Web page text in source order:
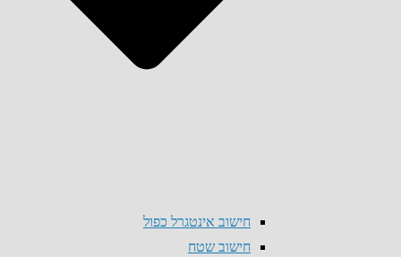
חישוב אינטגרל כפול
חישוב שטח